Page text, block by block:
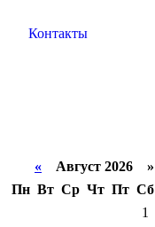
Контакты
« Август 2026 »
Пн Вт Ср Чт Пт Сб
1